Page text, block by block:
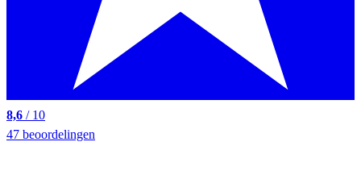
8,6 / 10
47 beoordelingen